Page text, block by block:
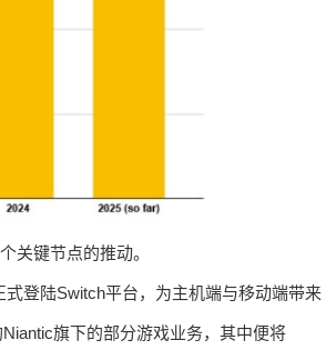
关键节点的推动。
登陆Switch平台，为主机端与移动端带来
旗下的部分游戏业务，其中便将